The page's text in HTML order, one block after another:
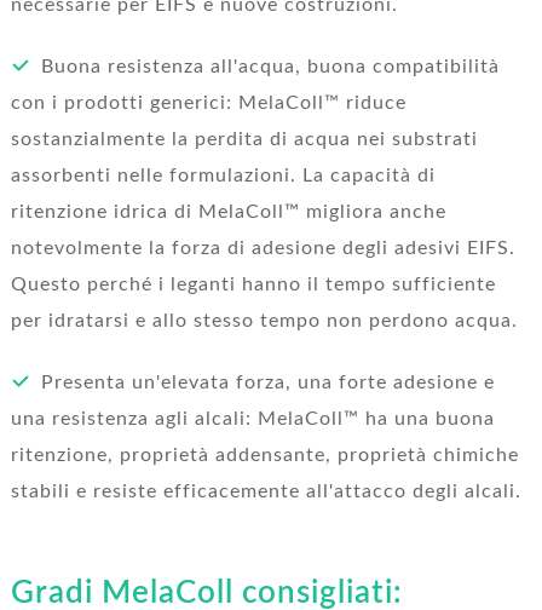
necessarie per EIFS e nuove costruzioni.
Buona resistenza all'acqua, buona compatibilità
con i prodotti generici: MelaColl™ riduce
sostanzialmente la perdita di acqua nei substrati
assorbenti nelle formulazioni. La capacità di
ritenzione idrica di MelaColl™ migliora anche
notevolmente la forza di adesione degli adesivi EIFS.
Questo perché i leganti hanno il tempo sufficiente
per idratarsi e allo stesso tempo non perdono acqua.
Presenta un'elevata forza, una forte adesione e
una resistenza agli alcali: MelaColl™ ha una buona
ritenzione, proprietà addensante, proprietà chimiche
stabili e resiste efficacemente all'attacco degli alcali.
Gradi MelaColl consigliati: